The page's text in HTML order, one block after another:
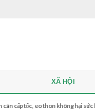
thon không hại sức khỏe
XÃ HỘI